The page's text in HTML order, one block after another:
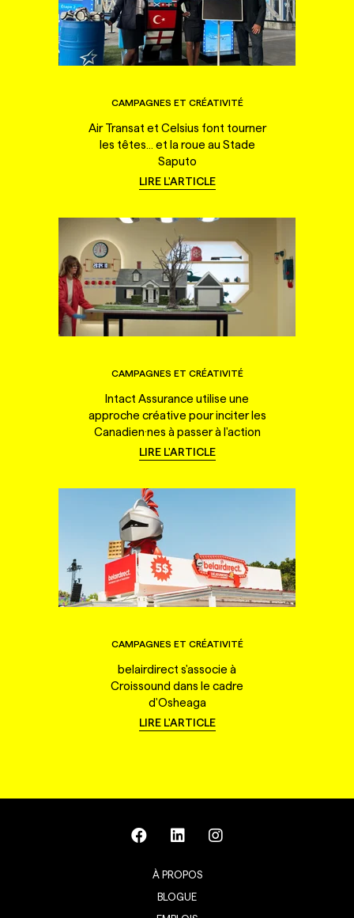
CAMPAGNES ET CRÉATIVITÉ
Air Transat et Celsius font tourner
les têtes... et la roue au Stade
Saputo
LIRE L'ARTICLE
CAMPAGNES ET CRÉATIVITÉ
Intact Assurance utilise une
approche créative pour inciter les
Canadien·nes à passer à l'action
LIRE L'ARTICLE
CAMPAGNES ET CRÉATIVITÉ
belairdirect s'associe à
Croissound dans le cadre
d'Osheaga
LIRE L'ARTICLE
À PROPOS
BLOGUE